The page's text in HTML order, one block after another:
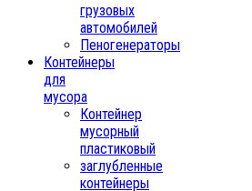
грузовых
автомобилей
Пеногенераторы
Контейнеры
для
мусора
Контейнер
мусорный
пластиковый
заглубленные
контейнеры